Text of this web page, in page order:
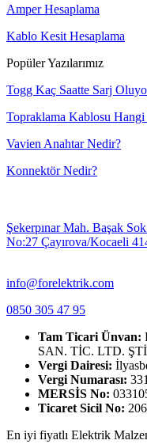
Amper Hesaplama
Kablo Kesit Hesaplama
Popüler Yazılarımız
Togg Kaç Saatte Sarj
Topraklama Kablosu Hangi
Vavien Anahtar Nedir?
Konnektör Nedir?
Şekerpınar Mah. Başak
No:27 Çayırova/Kocaeli
info@forelektrik.com
0850 305 47 95
Tam Ticari Ünvan:
SAN. TİC. LTD.
Vergi Dairesi:
Vergi Numarası:
MERSİS No:
Ticaret Sicil No:
En iyi fiyatlı Elektrik